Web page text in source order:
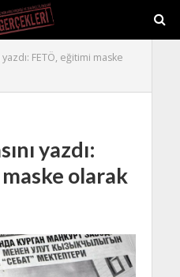
yazdı: FETÖ, eğitimi maske
yazdı:
olarak